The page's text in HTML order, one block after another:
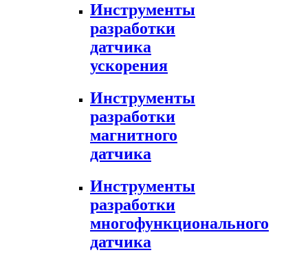
Инструменты
разработки
датчика
ускорения
Инструменты
разработки
магнитного
датчика
Инструменты
разработки
многофункционального
датчика